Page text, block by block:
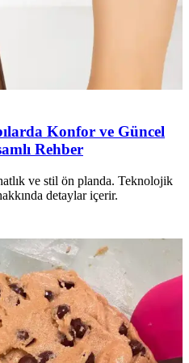
Konfor ve Güncel
Rehber
ve stil ön planda. Teknolojik
detaylar içerir.